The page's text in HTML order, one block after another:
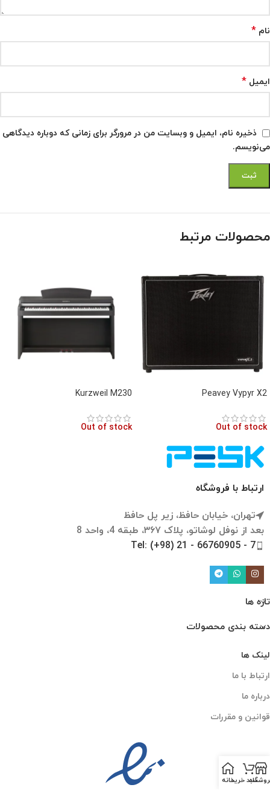
نام *
ایمیل *
ذخیره نام، ایمیل و وبسایت من در مرورگر برای زمانی که دوباره دیدگاهی
می‌نویسم.
محصولات مرتبط
Peavey Vypyr X2
Out of stock
Kurzweil M230
Out of stock
ارتباط با فروشگاه
تهران، خیابان حافظ، زیر پل حافظ
بعد از نوفل لوشاتو، پلاک ۳۶۷، طبقه 4، واحد 8
Tel: (+98) 21 - 66760905 - 7
تازه ها
دسته بندی محصولات
لینک ها
ارتباط با ما
درباره ما
قوانین و مقررات
سبد خریدخانه